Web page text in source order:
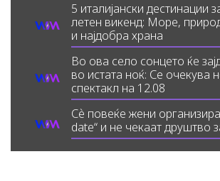
5 италијански дестинации
летен викенд: Море,
и најдобра храна
Во ова село сонцето ќе
во истата ноќ: Се очекува
спектакл на 12.08
Сè повеќе жени
date“ и не чекаат друштво